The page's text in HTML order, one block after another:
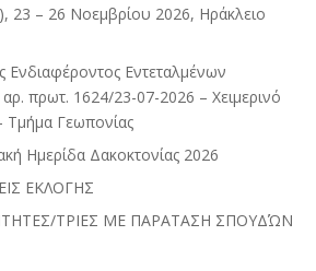
23 – 26 Νοεμβρίου 2026, Ηράκλειο
Εντεταλμένων
πρωτ. 1624/23-07-2026 – Χειμερινό
Τμήμα Γεωπονίας
Ημερίδα Δακοκτονίας 2026
ΕΚΛΟΓΗΣ
ΤΡΙΕΣ ΜΕ ΠΑΡΑΤΑΣΗ ΣΠΟΥΔΏΝ